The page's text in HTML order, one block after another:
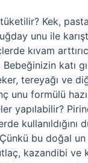
Kek,
unu ile
kıvam
katı
tereyağı ve
unu formülü
yapılabilir?
kullanıldığını
bu doğal
kazandibi ve